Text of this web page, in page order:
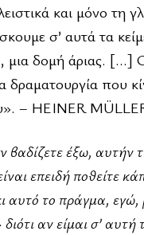
και μόνο τη
σ’ αυτά τα
μια δομή άριας. […]
δραματουργία που
– HEINER
βαδίζετε έξω, αυτήν
επειδή ποθείτε
αυτό το πράγμα,
αν είμαι σ’